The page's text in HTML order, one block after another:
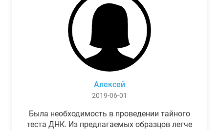
Алексей
2019-06-01
Была необходимость в проведении тайного
теста ДНК. Из предлагаемых образцов легче